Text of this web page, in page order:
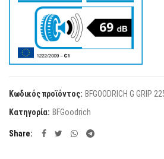
Κωδικός προϊόντος: BFGOODRICH G GRIP
Κατηγορία: BFGoodrich
Share